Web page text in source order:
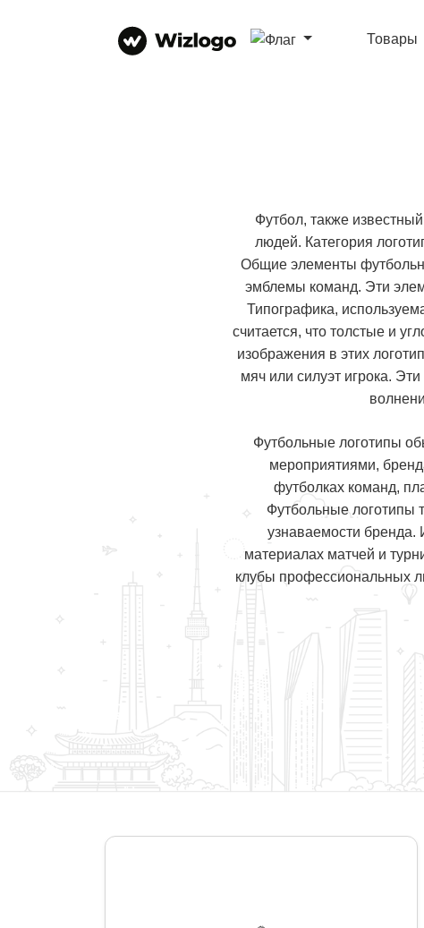
Товары
Футбол, также
людей. Категория
Общие элементы
эмблемы команд. Эти
Типографика,
считается, что толстые и
изображения в этих
мяч или силуэт игрока.
Футбольные логотипы
мероприятиями,
футболках команд,
Футбольные логотипы
узнаваемости бренда.
материалах матчей и
клубы профессиональных